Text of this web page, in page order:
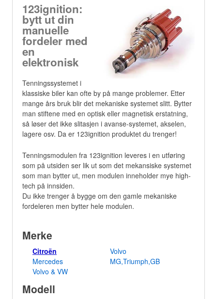
123ignition:
bytt ut din
manuelle
fordeler med
en
elektronisk
Tenningssystemet i
klassiske biler kan ofte by på mange problemer. Etter
mange års bruk blir det mekaniske systemet slitt. Bytter
man stiftene med en optisk eller magnetisk erstatning,
så løser det ikke slitasjen i avanse-systemet, akselen,
lagere osv. Da er 123ignition produktet du trenger!
Tenningsmodulen fra 123ignition leveres i en utføring
som på utsiden ser lik ut som det mekansiske systemet
som man bytter ut, men modulen inneholder mye high-
tech på innsiden.
Du ikke trenger å bygge om den gamle mekaniske
fordeleren men bytter hele modulen.
Merke
Citroën
Volvo
Mercedes
MG,Triumph,GB
Volvo & VW
Modell